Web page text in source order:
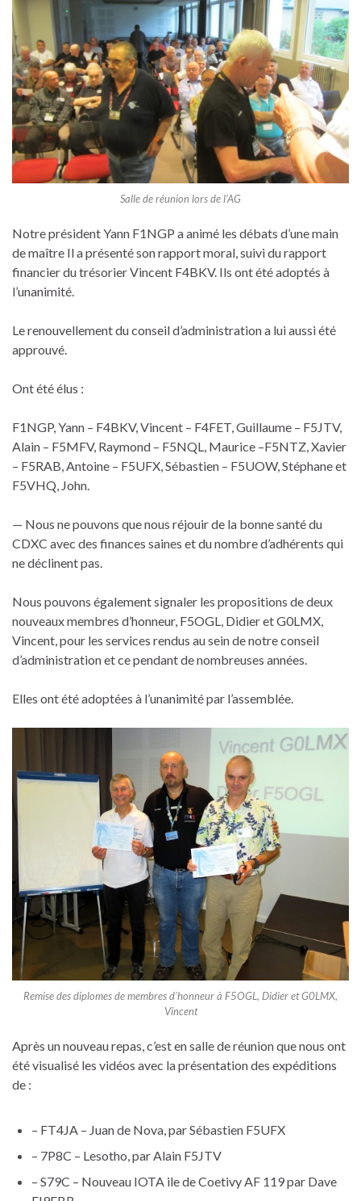
Salle de réunion lors de l’AG
Notre président Yann F1NGP a animé les débats d’une main
de maître Il a présenté son rapport moral, suivi du rapport
financier du trésorier Vincent F4BKV. Ils ont été adoptés à
l’unanimité.
Le renouvellement du conseil d’administration a lui aussi été
approuvé.
Ont été élus :
F1NGP, Yann – F4BKV, Vincent – F4FET, Guillaume – F5JTV,
Alain – F5MFV, Raymond – F5NQL, Maurice –F5NTZ, Xavier
– F5RAB, Antoine – F5UFX, Sébastien – F5UOW, Stéphane et
F5VHQ, John.
— Nous ne pouvons que nous réjouir de la bonne santé du
CDXC avec des finances saines et du nombre d’adhérents qui
ne déclinent pas.
Nous pouvons également signaler les propositions de deux
nouveaux membres d’honneur, F5OGL, Didier et G0LMX,
Vincent, pour les services rendus au sein de notre conseil
d’administration et ce pendant de nombreuses années.
Elles ont été adoptées à l’unanimité par l’assemblée.
Remise des diplomes de membres d’honneur à F5OGL, Didier et G0LMX,
Vincent
Après un nouveau repas, c’est en salle de réunion que nous ont
été visualisé les vidéos avec la présentation des expéditions
de :
– FT4JA – Juan de Nova, par Sébastien F5UFX
– 7P8C – Lesotho, par Alain F5JTV
– S79C – Nouveau IOTA ile de Coetivy AF 119 par Dave